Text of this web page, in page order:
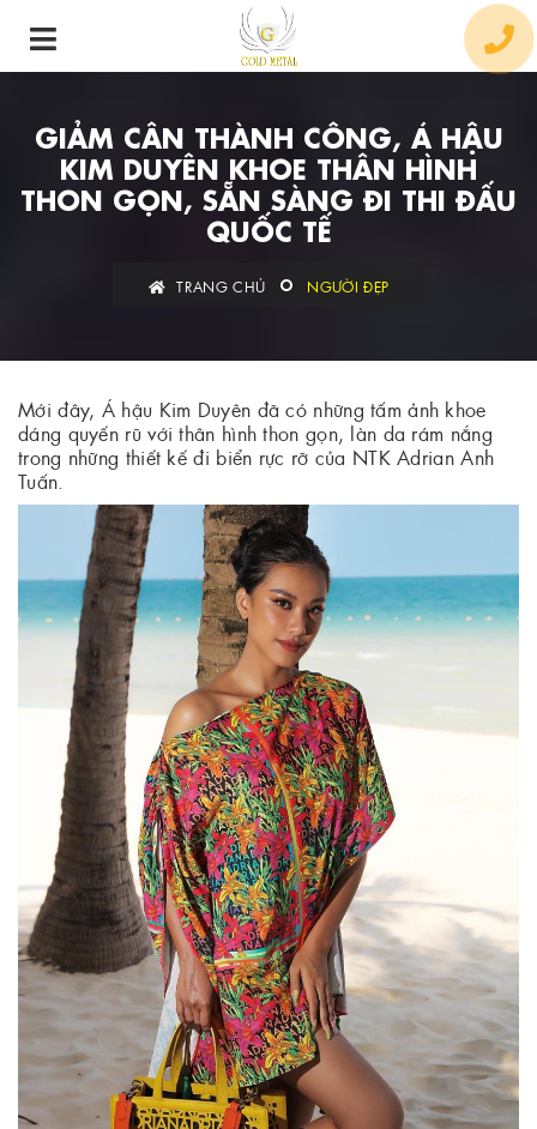
GIẢM CÂN THÀNH CÔNG, Á HẬU
KIM DUYÊN KHOE THÂN HÌNH
THON GỌN, SẴN SÀNG ĐI THI ĐẤU
QUỐC TẾ
TRANG CHỦ NGƯỜI ĐẸP
Mới đây, Á hậu Kim Duyên đã có những tấm ảnh khoe
dáng quyến rũ với thân hình thon gọn, làn da rám nắng
trong những thiết kế đi biển rực rỡ của NTK Adrian Anh
Tuấn.